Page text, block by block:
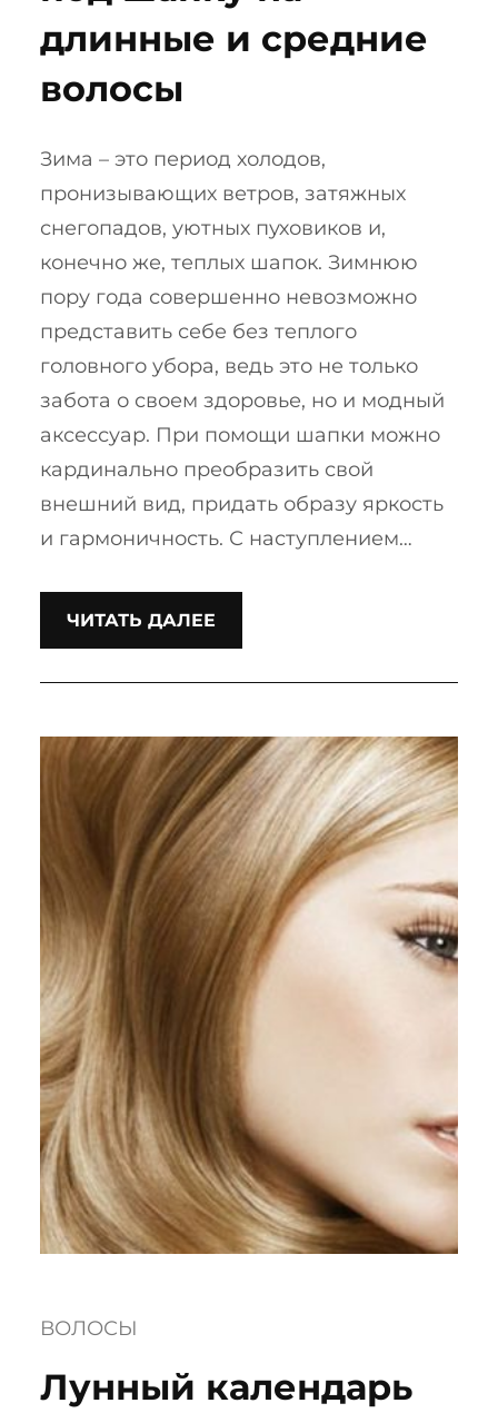
длинные и средние
волосы
Зима – это период холодов,
пронизывающих ветров, затяжных
снегопадов, уютных пуховиков и,
конечно же, теплых шапок. Зимнюю
пору года совершенно невозможно
представить себе без теплого
головного убора, ведь это не только
забота о своем здоровье, но и модный
аксессуар. При помощи шапки можно
кардинально преобразить свой
внешний вид, придать образу яркость
и гармоничность. С наступлением…
ЧИТАТЬ ДАЛЕЕ
ВОЛОСЫ
Лунный календарь